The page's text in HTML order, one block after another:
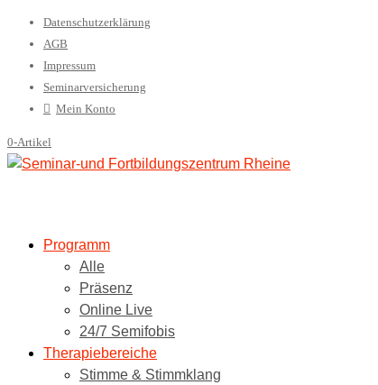
Datenschutzerklärung
AGB
Impressum
Seminarversicherung
Mein Konto
0-Artikel
Programm
Alle
Präsenz
Online Live
24/7 Semifobis
Therapiebereiche
Stimme & Stimmklang